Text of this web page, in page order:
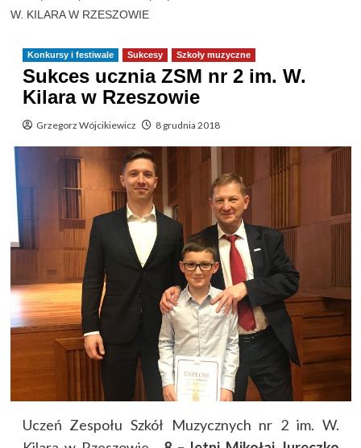
W. KILARA W RZESZOWIE
Konkursy i festiwale Sukcesy Szkoły muzyczne
Sukces ucznia ZSM nr 2 im. W.
Kilara w Rzeszowie
Grzegorz Wójcikiewicz 8 grudnia 2018
Uczeń Zespołu Szkół Muzycznych nr 2 im. W.